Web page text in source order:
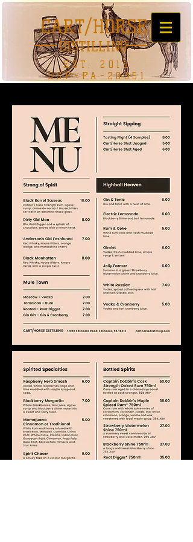
CART/HORSE
DISTILLING
EST. 2016
DSP-PA-20051